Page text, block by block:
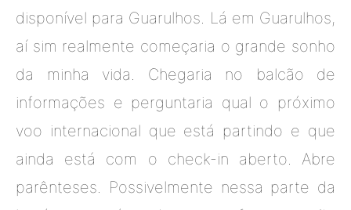
disponível para Guarulhos. Lá em Guarulhos,
aí sim realmente começaria o grande sonho
da minha vida. Chegaria no balcão de
informações e perguntaria qual o próximo
voo internacional que está partindo e que
ainda está com o check-in aberto. Abre
parênteses. Possivelmente nessa parte da